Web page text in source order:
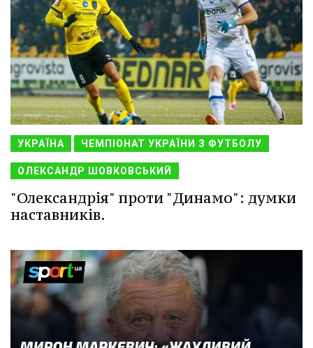
УКРАЇНА ЧЕМПІОНАТ УКРАЇНИ З ФУТБОЛУ
ОЛЕКСАНДР ШОВКОВСЬКИЙ
"Олександрія" проти "Динамо": думки
наставників.